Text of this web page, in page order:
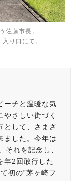
佐藤市長。
り口にて。​​​
ーチと温暖な気
さしい街づく
として、さまざ
ました。今年は
れを記念し、
年2回敢行した
初の”茅ヶ崎フ